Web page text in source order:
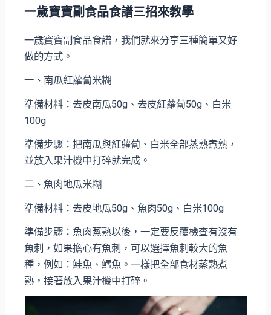
一歲寶寶副食品食譜三招來教學
一歲寶寶副食品食譜，我們就來分享三種簡單又好
做的方式。
一、南瓜紅蘿蔔米糊
準備材料：去皮南瓜50g、去皮紅蘿蔔50g、白米
100g
準備步驟：把南瓜與紅蘿蔔、白米全部蒸熟煮熟，
並放入果汁機中打碎就完成。
二、魚肉地瓜米糊
準備材料：去皮地瓜50g、魚肉50g、白米100g
準備步驟：魚肉蒸熟以後，一定要反覆檢查有沒有
魚刺，如果擔心有魚刺，可以選擇魚刺較大的魚
種，例如：鮭魚、鱈魚。一樣把全部食材蒸熟煮
熟，接著放入果汁機中打碎。